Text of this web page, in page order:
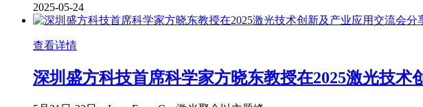
2025-05-24
查看详情
深圳盛方科技首席科学家方晓东教授在2025激光技术